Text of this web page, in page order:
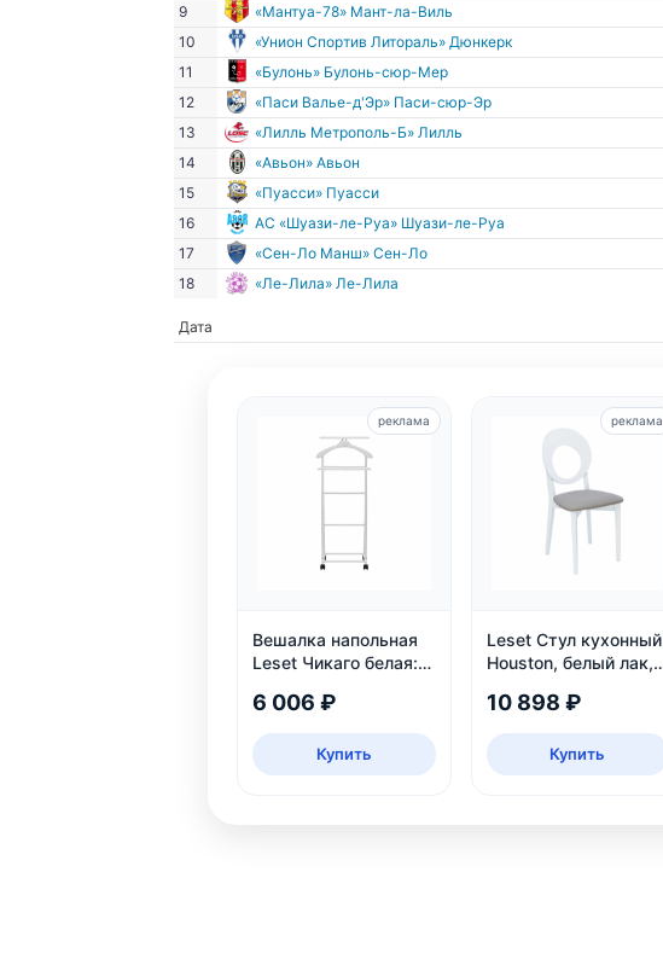
9
«Мантуа-78» Мант-ла-Виль
10
«Унион Спортив Литораль» Дюнкерк
11
«Булонь» Булонь-сюр-Мер
12
«Паси Валье-д'Эр» Паси-сюр-Эр
13
«Лилль Метрополь-Б» Лилль
14
«Авьон» Авьон
15
«Пуасси» Пуасси
16
АС «Шуази-ле-Руа» Шуази-ле-Руа
17
«Сен-Ло Манш» Сен-Ло
18
«Ле-Лила» Ле-Лила
Дата
Вешалка напольная
Leset Чикаго белая:
нагрузка 30 кг
6 006 ₽
Купить
реклама
Leset Стул кухонный
Houston, белый лак,
10 898 ₽
Купить
реклама